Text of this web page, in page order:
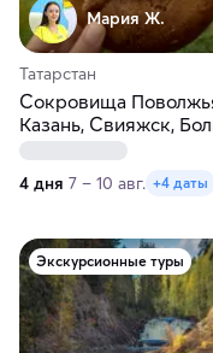
Мария Ж.
Татарстан
Сокровища
Казань, Свияжск,
Автобусный тур из
4 дня 7 – 10 авг. +4 даты
Экскурсионные туры